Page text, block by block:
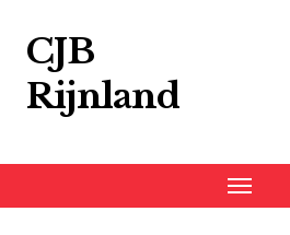
content
CJB
Rijnland